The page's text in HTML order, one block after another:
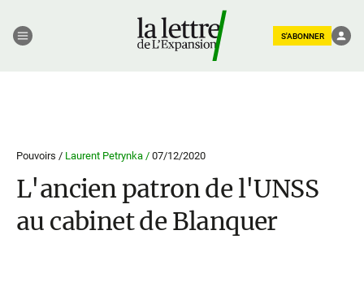
S'ABONNER
Pouvoirs / Laurent Petrynka / 07/12/2020
L'ancien patron de l'UNSS
au cabinet de Blanquer